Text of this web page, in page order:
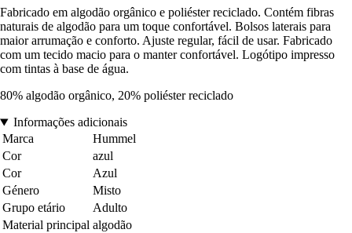
Fabricado em algodão orgânico e poliéster reciclado. Contém fibras
naturais de algodão para um toque confortável. Bolsos laterais para
maior arrumação e conforto. Ajuste regular, fácil de usar. Fabricado
com um tecido macio para o manter confortável. Logótipo impresso
com tintas à base de água.
80% algodão orgânico, 20% poliéster reciclado
Informações adicionais
Marca
Hummel
Cor
azul
Cor
Azul
Género
Misto
Grupo etário
Adulto
Material principal algodão